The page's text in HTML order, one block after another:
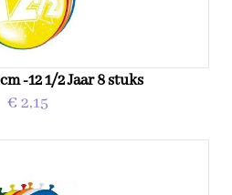
-12 1/2 Jaar 8 stuks
€ 2,15